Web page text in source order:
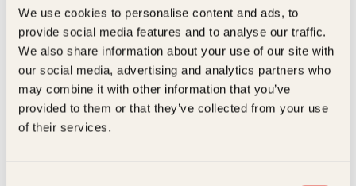
We use cookies to personalise content and ads, to
provide social media features and to analyse our traffic.
We also share information about your use of our site with
our social media, advertising and analytics partners who
may combine it with other information that you’ve
provided to them or that they’ve collected from your use
of their services.
S
Siri Erika Gullestad
Siri Erika Gullestad er professor i psykologi ved